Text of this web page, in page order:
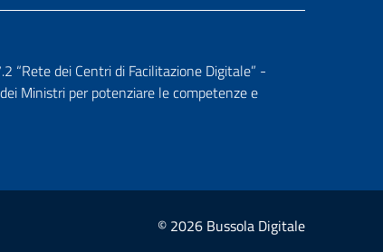
“Rete dei Centri di Facilitazione Digitale” -
Ministri per potenziare le competenze e
© 2026 Bussola Digitale